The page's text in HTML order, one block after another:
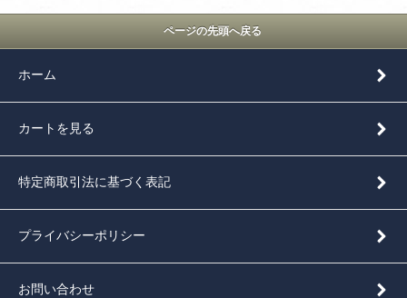
ページの先頭へ戻る
ホーム
カートを見る
特定商取引法に基づく表記
プライバシーポリシー
お問い合わせ